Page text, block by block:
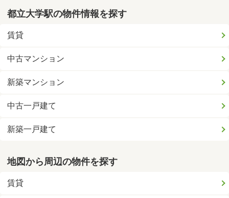
都立大学駅の物件情報を探す
賃貸
中古マンション
新築マンション
中古一戸建て
新築一戸建て
地図から周辺の物件を探す
賃貸